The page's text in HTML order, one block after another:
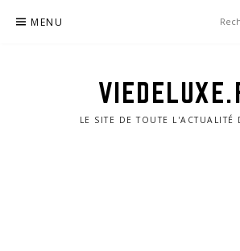
MENU
LE SITE DE TOUTE L'ACTUALITÉ